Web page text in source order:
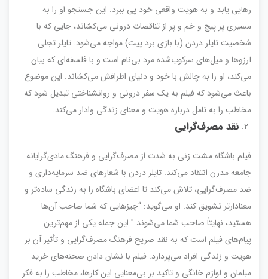
رهایی یابد و به هویت واقعی خود پی ببرد. این جستجو او را به
مسیری پر پیچ و خم و پر از تناقضات درونی می‌کشاند، جایی که با
شخصیت تایلر دردن (با بازی برد پیت) مواجه می‌شود. تایلر تجلی
آرزوها و میل‌های سرکوب‌شده مرد بی‌نام است و با فلسفه‌ای که بیان
می‌کند، او را به چالش با خود و دنیای اطرافش می‌کشاند. این موضوع
باعث می‌شود که فیلم به یک سفر درونی و روانشناختی تبدیل شود که
مخاطب را به تامل درباره هویت و معنای زندگی وادار می‌کند.
نقد مصرف‌گرایی
فیلم باشگاه مشت زنی به شدت از مصرف‌گرایی و فرهنگ مادی‌گرایانه
جامعه مدرن انتقاد می‌کند. تایلر دردن با شعارهای ضد سرمایه‌داری و
ضد مصرف‌گرایی، تلاش می‌کند تا اعضای باشگاه را به زندگی ساده‌تر و
معنادارتر تشویق کند. او می‌گوید: “چیزهایی که شما صاحب آن‌ها
هستید، نهایتاً صاحب شما می‌شوند.” این جمله یکی از مهم‌ترین
پیام‌های فیلم است که به نقد صریح فرهنگ مصرف‌گرایی و تأثیر آن بر
هویت و زندگی افراد می‌پردازد. فیلم با نشان دادن صحنه‌های خرید
مبلمان و لوازم خانگی و تاکید بر بی‌معنایی این کارها، مخاطب را به فکر